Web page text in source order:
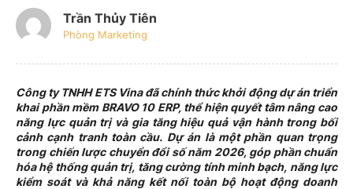
Trần Thủy Tiên
Phòng Marketing
Công ty TNHH ETS Vina đã chính thức khởi động dự án triển
khai phần mềm BRAVO 10 ERP, thể hiện quyết tâm nâng cao
năng lực quản trị và gia tăng hiệu quả vận hành trong bối
cảnh cạnh tranh toàn cầu. Dự án là một phần quan trọng
trong chiến lược chuyển đổi số năm 2026, góp phần chuẩn
hóa hệ thống quản trị, tăng cường tính minh bạch, năng lực
kiểm soát và khả năng kết nối toàn bộ hoạt động doanh